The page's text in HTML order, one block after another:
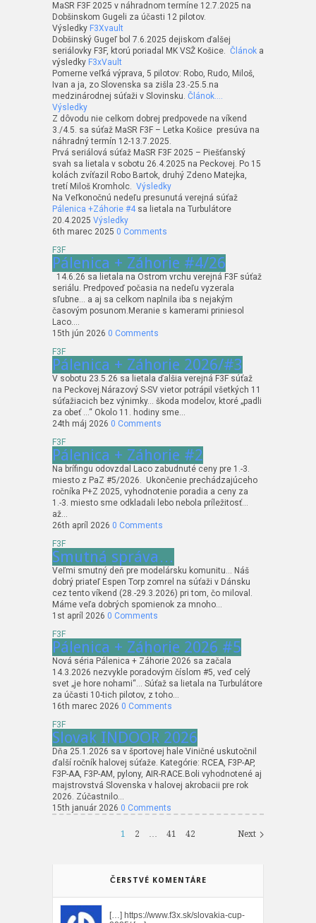
MaSR F3F 2025 v náhradnom termíne 12.7.2025 na
Dobšinskom Gugeli za účasti 12 pilotov.
Výsledky F3Xvault
Dobšinský Gugeľ bol 7.6.2025 dejiskom ďalšej
seriálovky F3F, ktorú poriadal MK VSŽ Košice. Článok a
výsledky F3xVault
Pomerne veľká výprava, 5 pilotov: Robo, Rudo, Miloš,
Ivan a ja, zo Slovenska sa zišla 23.-25.5.na
medzinárodnej súťaži v Slovinsku. Článok….
Výsledky
Z dôvodu nie celkom dobrej predpovede na víkend
3./4.5. sa súťaž MaSR F3F – Letka Košice presúva na
náhradný termín 12-13.7.2025.
Prvá seriálová súťaž MaSR F3F 2025 – Piešťanský
svah sa lietala v sobotu 26.4.2025 na Peckovej. Po 15
kolách zvíťazil Robo Bartok, druhý Zdeno Matejka,
tretí Miloš Kromholc. Výsledky
Na Veľkonočnú nedeľu presunutá verejná súťaž
Pálenica +Záhorie #4 sa lietala na Turbulátore
20.4.2025 Výsledky
6th marec 2025 0 Comments
F3F
Pálenica + Záhorie #4/26
14.6.26 sa lietala na Ostrom vrchu verejná F3F súťaž
seriálu. Predpoveď počasia na nedeľu vyzerala
sľubne… a aj sa celkom naplnila iba s nejakým
časovým posunom.Meranie s kamerami priniesol
Laco….
15th jún 2026 0 Comments
F3F
Pálenica + Záhorie 2026/#3
V sobotu 23.5.26 sa lietala ďalšia verejná F3F súťaž
na Peckovej.Nárazový S-SV vietor potrápil všetkých 11
súťažiacich bez výnimky… škoda modelov, ktoré „padli
za obeť …“ Okolo 11. hodiny sme…
24th máj 2026 0 Comments
F3F
Pálenica + Záhorie #2
Na brífingu odovzdal Laco zabudnuté ceny pre 1.-3.
miesto z PaZ #5/2026. Ukončenie prechádzajúceho
ročníka P+Z 2025, vyhodnotenie poradia a ceny za
1.-3. miesto sme odkladali lebo nebola príležitosť…
až…
26th apríl 2026 0 Comments
F3F
Smutná správa…
Veľmi smutný deň pre modelársku komunitu… Náš
dobrý priateľ Espen Torp zomrel na súťaži v Dánsku
cez tento víkend (28.-29.3.2026) pri tom, čo miloval.
Máme veľa dobrých spomienok za mnoho…
1st apríl 2026 0 Comments
F3F
Pálenica + Záhorie 2026 #5
Nová séria Pálenica + Záhorie 2026 sa začala
14.3.2026 nezvykle poradovým číslom #5, veď celý
svet „je hore nohami“… Súťaž sa lietala na Turbulátore
za účasti 10-tich pilotov, z toho…
16th marec 2026 0 Comments
F3F
Slovak INDOOR 2026
Dňa 25.1.2026 sa v športovej hale Viničné uskutočnil
ďalší ročník halovej súťaže. Kategórie: RCEA, F3P-AP,
F3P-AA, F3P-AM, pylony, AIR-RACE.Boli vyhodnotené aj
majstrovstvá Slovenska v halovej akrobacii pre rok
2026. Zúčastnilo…
15th január 2026 0 Comments
Next
1 2 … 41 42
ČERSTVÉ KOMENTÁRE
[…] https://www.f3x.sk/slovakia-cup-